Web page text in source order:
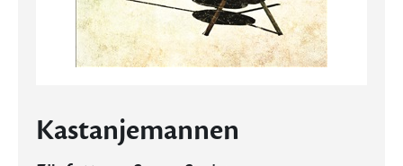
Kastanjemannen